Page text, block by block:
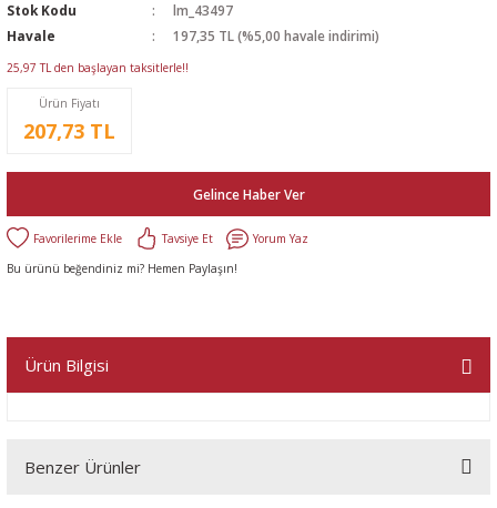
Stok Kodu
lm_43497
Havale
197,35 TL (%5,00 havale indirimi)
25,97 TL den başlayan taksitlerle!!
Ürün Fiyatı
207,73 TL
Gelince Haber Ver
Tavsiye Et
Yorum Yaz
Bu ürünü beğendiniz mi? Hemen Paylaşın!
Ürün Bilgisi
Benzer Ürünler